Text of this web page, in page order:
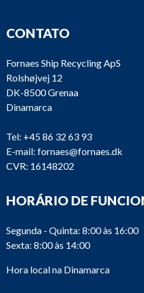
CONTATO
Fornaes Ship Recycling ApS
Rolshøjvej 12
DK-8500 Grenaa
Dinamarca
Tel: +45 86 32 63 93
E-mail: fornaes@fornaes.dk
CVR: 16148202
HORÁRIO DE
Segunda - Quinta: 8:00 às 16:00
Sexta: 8:00 às 14:00
Hora local na Dinamarca